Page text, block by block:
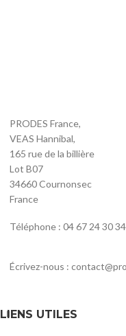
PRODES France,
VEAS Hannibal,
165 rue de la billière
Lot B07
34660 Cournonsec
France
Téléphone : 04 67 24 30 34
Écrivez-nous :
LIENS UTILES